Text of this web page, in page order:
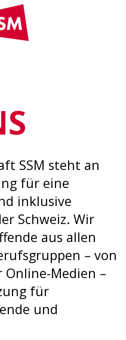
SSM steht an
für eine
inklusive
Schweiz. Wir
aus allen
– von
Online-Medien –
für
und